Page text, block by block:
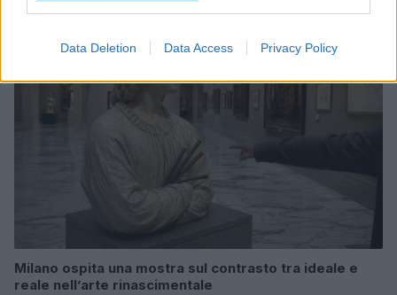
Data Deletion Data Access Privacy Policy
Milano ospita una mostra sul contrasto tra ideale e
reale nell’arte rinascimentale